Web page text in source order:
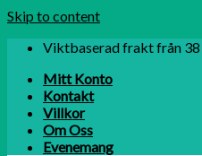
Skip to content
Viktbaserad frakt från
Mitt Konto
Kontakt
Villkor
Om Oss
Evenemang